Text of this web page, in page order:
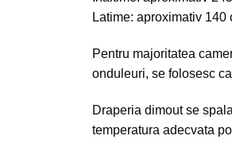
Latime: aproximativ 140
Pentru majoritatea
onduleuri, se folosesc
Draperia dimout se
temperatura adecvata